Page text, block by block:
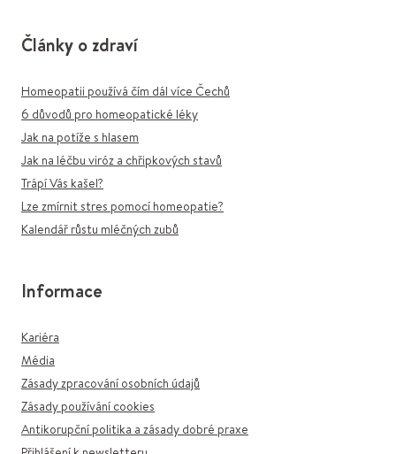
Články o zdraví
Homeopatii používá čím dál více Čechů
6 důvodů pro homeopatické léky
Jak na potíže s hlasem
Jak na léčbu viróz a chřipkových stavů
Trápí Vás kašel?
Lze zmírnit stres pomocí homeopatie?
Kalendář růstu mléčných zubů
Informace
Kariéra
Média
Zásady zpracování osobních údajů
Zásady používání cookies
Antikorupční politika a zásady dobré praxe